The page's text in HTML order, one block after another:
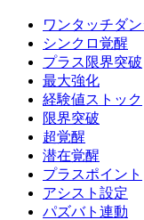
ワンタッチダ
シンクロ覚醒
プラス限界突破
最大強化
経験値ストック
限界突破
超覚醒
潜在覚醒
プラスポイント
アシスト設定
パズバト連動